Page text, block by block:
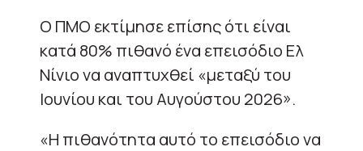
Ο ΠΜΟ εκτίμησε επίσης ότι είναι
κατά 80% πιθανό ένα επεισόδιο Ελ
Νίνιο να αναπτυχθεί «μεταξύ του
Ιουνίου και του Αυγούστου 2026».
«Η πιθανότητα αυτό το επεισόδιο να